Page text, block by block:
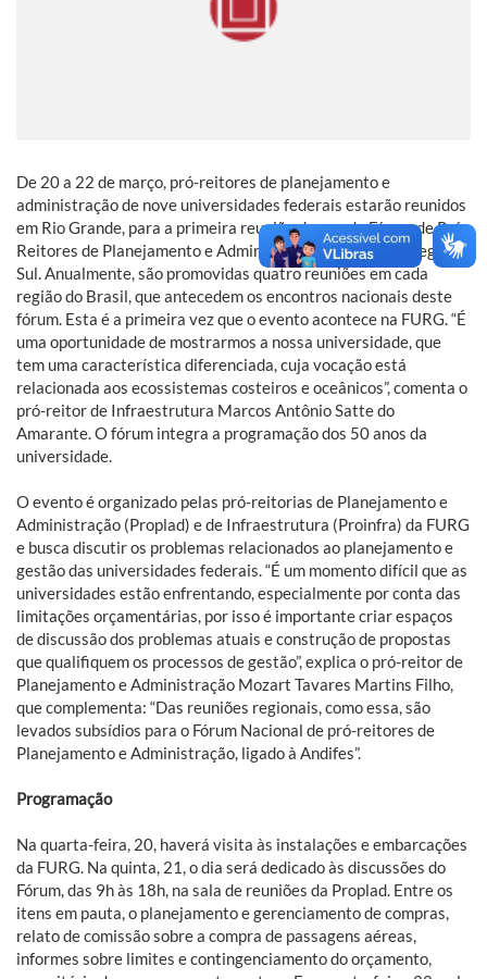
De 20 a 22 de março, pró-reitores de planejamento e
administração de nove universidades federais estarão reunidos
em Rio Grande, para a primeira reunião do ano do Fórum de Pró-
Reitores de Planejamento e Administração (Forplad) da região
Sul. Anualmente, são promovidas quatro reuniões em cada
região do Brasil, que antecedem os encontros nacionais deste
fórum. Esta é a primeira vez que o evento acontece na FURG. “É
uma oportunidade de mostrarmos a nossa universidade, que
tem uma característica diferenciada, cuja vocação está
relacionada aos ecossistemas costeiros e oceânicos”, comenta o
pró-reitor de Infraestrutura Marcos Antônio Satte do
Amarante. O fórum integra a programação dos 50 anos da
universidade.
O evento é organizado pelas pró-reitorias de Planejamento e
Administração (Proplad) e de Infraestrutura (Proinfra) da FURG
e busca discutir os problemas relacionados ao planejamento e
gestão das universidades federais. “É um momento difícil que as
universidades estão enfrentando, especialmente por conta das
limitações orçamentárias, por isso é importante criar espaços
de discussão dos problemas atuais e construção de propostas
que qualifiquem os processos de gestão”, explica o pró-reitor de
Planejamento e Administração Mozart Tavares Martins Filho,
que complementa: “Das reuniões regionais, como essa, são
levados subsídios para o Fórum Nacional de pró-reitores de
Planejamento e Administração, ligado à Andifes”.
Programação
Na quarta-feira, 20, haverá visita às instalações e embarcações
da FURG. Na quinta, 21, o dia será dedicado às discussões do
Fórum, das 9h às 18h, na sala de reuniões da Proplad. Entre os
itens em pauta, o planejamento e gerenciamento de compras,
relato de comissão sobre a compra de passagens aéreas,
informes sobre limites e contingenciamento do orçamento,